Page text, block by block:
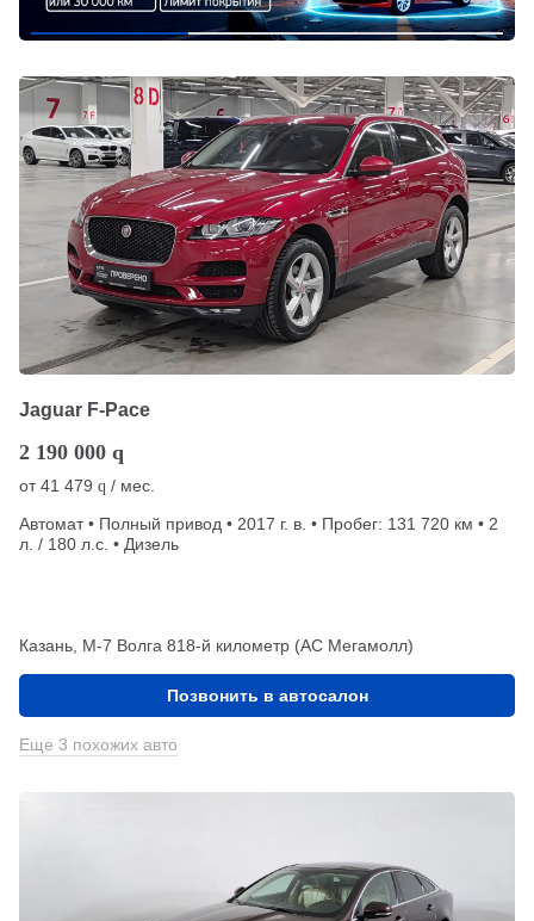
Jaguar F-Pace
2 190 000 q
от41 479 q / мес.
Автомат • Полный привод • 2017 г. в. • Пробег: 131 720 км • 2
л. / 180 л.с. • Дизель
Казань, М-7 Волга 818-й километр (АС Мегамолл)
Позвонить в автосалон
Еще 3 похожих авто